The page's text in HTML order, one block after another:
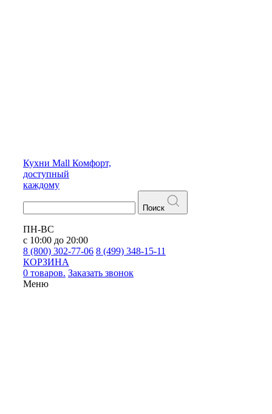
Кухни Mall Комфорт,
доступный
каждому
Поиск
ПН-ВС
с 10:00 до 20:00
8 (800) 302-77-06 8 (499) 348-15-11
КОРЗИНА
0 товаров. Заказать звонок
Меню